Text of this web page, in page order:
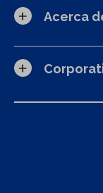
Acerca